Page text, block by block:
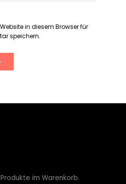
in diesem Browser für
speichern.
im Warenkorb.